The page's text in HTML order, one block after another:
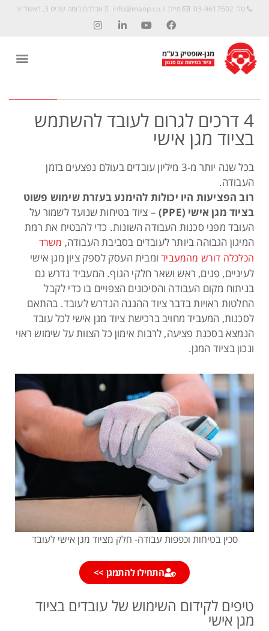
טל: 03-9617602 מייל: info@maop.co.il אברהם בומה שביט 3, ראשל"צ
4 דרכים לגרום לעובד להשתמש
בציוד מגן אישי
בכל שנה יותר מ-3 מיליון עובדים בעולם נפצעים בזמן
העבודה.
רוב הפציעות היו יכולות להימנע בעזרת שימוש פשוט
בציוד מגן אישי (PPE)
– ציוד בטיחות שנועד לשמור על
העובד מפני סכנות העבודה השונות. כדי להבטיח את רמת
המיגון הגבוהה ביותר לעובדים בסביבת העבודה, משרד
הכלכלה דורש מהמעבידומבית העסק לספק ציון מגן אישי
לעיניים, פנים, ראש ושאר חלקי הגוף. המעביד נדרש גם
בניתוח מקום העבודה והסיכונים הצפויים בו כדי לקבל
החלטות ראויות בדבר ציוד ההגנה הנדרש לעובד. בהתאם
לסכנות, המעביד מחויב ברכישת ציוד מגן אישי לכל עובד
הנמצא בסכנת פציעה, לרבות אימון כל הצוות על שימוש ראוי
ונכון בציוד המגן.
סכין בטיחות וכפפות עבודה- חלק מציוד מגן אישי לעובד
התחילו להתמגן >>
טיפים לקידום השימוש של עובדים בציוד
מגן אישי